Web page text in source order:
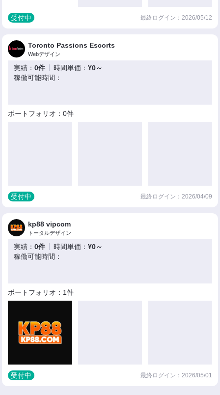
受付中 最終ログイン：2026/05/12
Toronto Passions Escorts
Webデザイン
実績：0件 時間単価：¥0～
稼働可能時間：
ポートフォリオ：0件
受付中 最終ログイン：2026/04/09
kp88 vipcom
トータルデザイン
実績：0件 時間単価：¥0～
稼働可能時間：
ポートフォリオ：1件
受付中 最終ログイン：2026/05/01